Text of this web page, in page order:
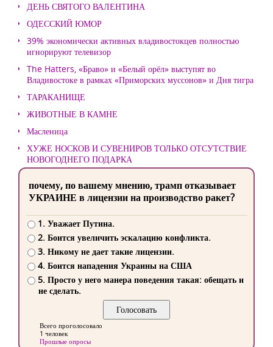
ДЕНЬ СВЯТОГО ВАЛЕНТИНА
ОДЕССКИЙ ЮМОР
39% экономически активных владивостокцев полностью
игнорируют телевизор
The Hatters, «Браво» и «Белый орёл» выступят во
Владивостоке в рамках «Приморских муссонов» и Дня тигра
ТАРАКАНИЩЕ
ЖИВОТНЫЕ В КАМНЕ
Масленица
ХУЖЕ НОСКОВ И СУВЕНИРОВ ТОЛЬКО ОТСУТСТВИЕ
НОВОГОДНЕГО ПОДАРКА
почему, по вашему мнению, трамп отказывает
УКРАИНЕ в лицензии на производство ракет?
1. Уважает Путина.
2. Боится увеличить эскалацию конфликта.
3. Никому не дает такие лицензии.
4. Боится нападения Украины на США
5. Просто у него манера поведения такая: обещать и
не сделать.
Всего проголосовало
1 человек
Прошлые опросы